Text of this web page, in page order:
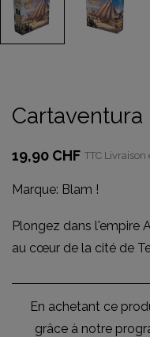
Cartaventura
19,90 CHF TTC Livraison
Marque: Blam !
Plongez dans l'empire
au cœur de la cité de
En achetant ce
grâce à notre